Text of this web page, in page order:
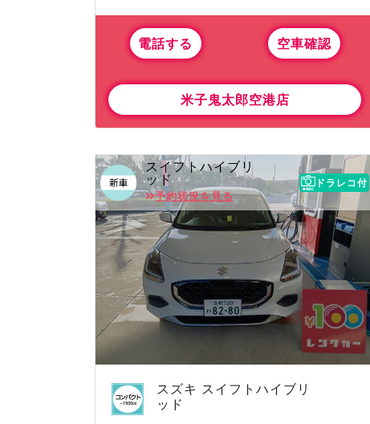
電話する 空車確認
米子鬼太郎空港店
スイフトハイブリ
ッド
予約状況を見る
ドラレコ付
スズキ スイフトハイブリ
ッド